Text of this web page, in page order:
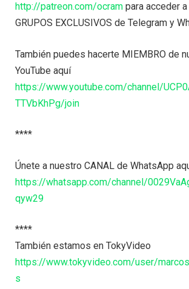
http://patreon.com/ocram para acceder
GRUPOS EXCLUSIVOS de Telegram y
También puedes hacerte MIEMBRO de
YouTube aquí
https://www.youtube.com/channel/
TTVbKhPg/join
****
Únete a nuestro CANAL de WhatsApp
https://whatsapp.com/channel/
qyw29
****
También estamos en TokyVideo
https://www.tokyvideo.com/user/
s